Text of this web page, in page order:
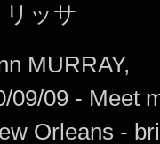
リッサ
MURRAY,
09/09 - Meet
Orleans -